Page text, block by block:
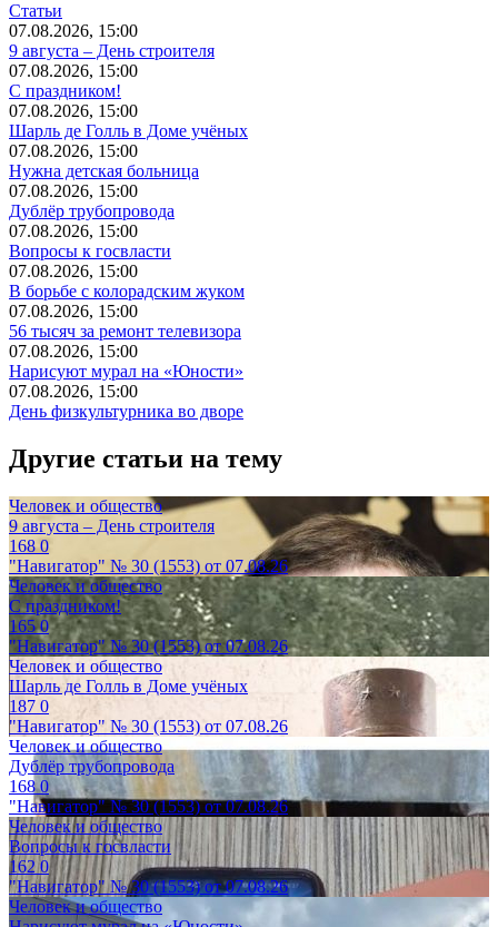
Статьи
07.08.2026, 15:00
9 августа – День строителя
07.08.2026, 15:00
С праздником!
07.08.2026, 15:00
Шарль де Голль в Доме учёных
07.08.2026, 15:00
Нужна детская больница
07.08.2026, 15:00
Дублёр трубопровода
07.08.2026, 15:00
Вопросы к госвласти
07.08.2026, 15:00
В борьбе с колорадским жуком
07.08.2026, 15:00
56 тысяч за ремонт телевизора
07.08.2026, 15:00
Нарисуют мурал на «Юности»
07.08.2026, 15:00
День физкультурника во дворе
Другие статьи на тему
Человек и общество
9 августа – День строителя
1680
"Навигатор" № 30 (1553) от 07.08.26
Человек и общество
С праздником!
1650
"Навигатор" № 30 (1553) от 07.08.26
Человек и общество
Шарль де Голль в Доме учёных
187 0
"Навигатор" № 30 (1553) от 07.08.26
Человек и общество
Дублёр трубопровода
1680
"Навигатор" № 30 (1553) от 07.08.26
Человек и общество
Вопросы к госвласти
1620
"Навигатор" № 30 (1553) от 07.08.26
Человек и общество